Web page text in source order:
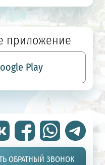
ОБРАТНЫЙ ЗВОНОК
приложение
Play